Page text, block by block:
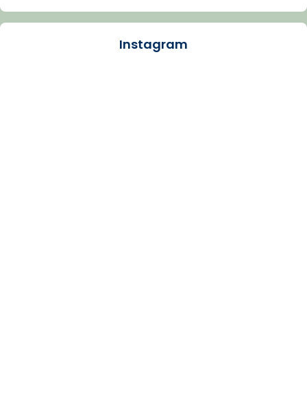
View on Facebook · Share
Arquebisbat de Barcelona
Instagram